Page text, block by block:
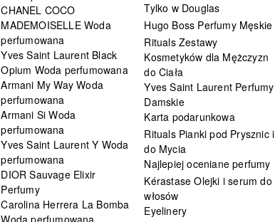
CHANEL COCO
MADEMOISELLE Woda
perfumowana
Yves Saint Laurent Black
Opium Woda perfumowana
Armani My Way Woda
perfumowana
Armani Si Woda
perfumowana
Yves Saint Laurent Y Woda
perfumowana
DIOR Sauvage Elixir
Perfumy
Carolina Herrera La Bomba
Woda perfumowana
Tylko w Douglas
Hugo Boss Perfumy Męskie
Rituals Zestawy
Kosmetyków dla Mężczyzn
do Ciała
Yves Saint Laurent Perfumy
Damskie
Karta podarunkowa
Rituals Pianki pod Prysznic i
do Mycia
Najlepiej oceniane perfumy
Kérastase Olejki i serum do
włosów
Eyelinery